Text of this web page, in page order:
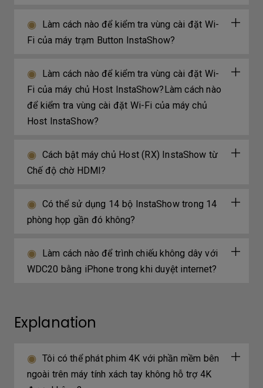
Làm cách nào để kiểm tra vùng cài đặt Wi-
Fi của máy trạm Button InstaShow?
Làm cách nào để kiểm tra vùng cài đặt Wi-
Fi của máy chủ Host InstaShow?Làm cách nào
để kiểm tra vùng cài đặt Wi-Fi của máy chủ
Host InstaShow?
Cách bật máy chủ Host (RX) InstaShow từ
Chế độ chờ HDMI?
Có thể sử dụng 14 bộ InstaShow trong 14
phòng họp gần đó không?
Làm cách nào để trình chiếu không dây với
WDC20 bằng iPhone trong khi duyệt internet?
Explanation
Tôi có thể phát phim 4K với phần mềm bên
ngoài trên máy tính xách tay không hỗ trợ 4K